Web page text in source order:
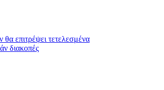
επιτρέψει τετελεσμένα
διακοπές